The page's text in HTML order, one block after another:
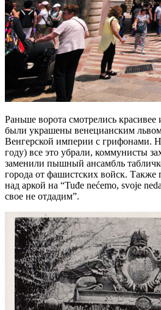
Раньше ворота смотрелись
были украшены венецианским
Венгерской империи с грифонами.
году) все это убрали, коммунисты
заменили пышный ансамбль
города от фашистских войск. Также
над аркой на “Tuđe nećemo, svoje
свое не отдадим”.